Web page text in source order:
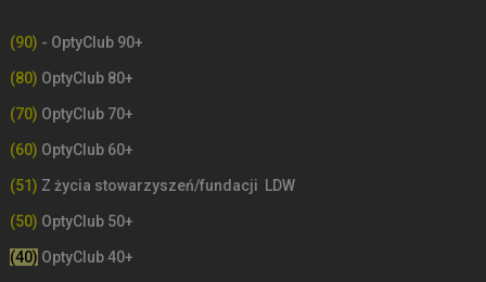
(90) - OptyClub 90+
(80) OptyClub 80+
(70) OptyClub 70+
(60) OptyClub 60+
(51) Z życia stowarzyszeń/fundacji LDW
(50) OptyClub 50+
(40) OptyClub 40+